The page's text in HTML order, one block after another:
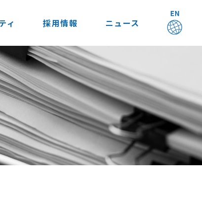
ィ 採用情報 ニュース